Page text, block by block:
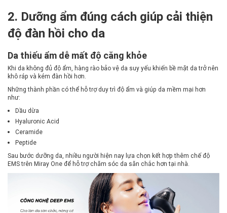
2. Dưỡng ẩm đúng cách giúp cải thiện
độ đàn hồi cho da
Da thiếu ẩm dễ mất độ căng khỏe
Khi da không đủ độ ẩm, hàng rào bảo vệ da suy yếu khiến bề mặt da trở nên
khô ráp và kém đàn hồi hơn.
Những thành phần có thể hỗ trợ duy trì độ ẩm và giúp da mềm mại hơn
như:
Dầu dừa
Hyaluronic Acid
Ceramide
Peptide
Sau bước dưỡng da, nhiều người hiện nay lựa chọn kết hợp thêm chế độ
EMS trên Miray One để hỗ trợ chăm sóc da săn chắc hơn tại nhà.